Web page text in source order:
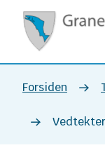
Du
er
Forsiden